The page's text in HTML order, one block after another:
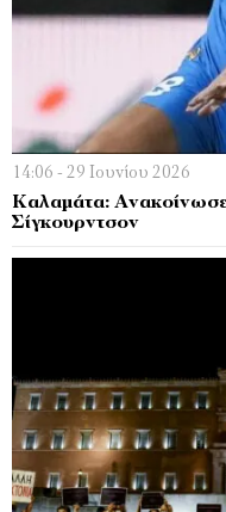
14:06 - 29 Ιουνίου 2026
Καλαμάτα:
Σίγκουρντσον